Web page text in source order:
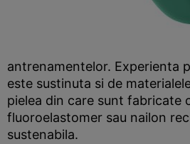
antrenamentelor. Experienta
este sustinuta si de
pielea din care sunt fabricate
fluoroelastomer sau nailon
sustenabila.